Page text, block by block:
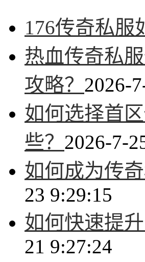
176传奇私服
热血传奇私
攻略？ 2026-
如何选择首
些？ 2026-7-
如何成为传
23 9:29:15
如何快速提
21 9:27:24